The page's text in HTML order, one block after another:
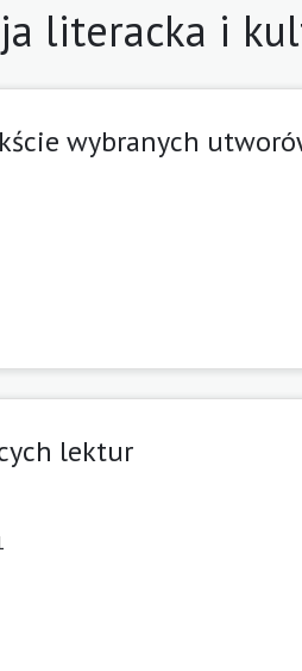
literacka i
wybranych
lektur